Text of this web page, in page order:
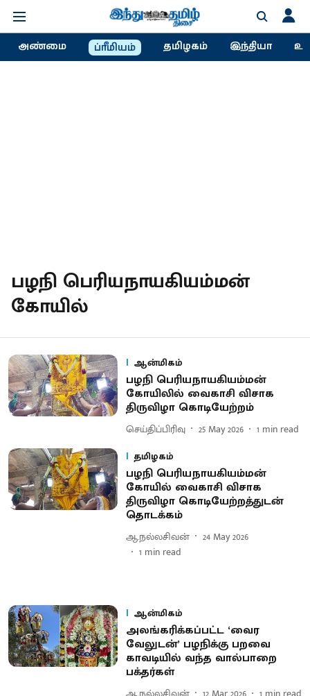
அண்மை ப்ரீமியம் தமிழகம் இந்தியா
பழநி பெரியநாயகியம்மன்
கோயில்
ஆன்மிகம்
பழநி பெரியநாயகியம்மன்
கோயிலில் வைகாசி விசாக
திருவிழா கொடியேற்றம்
செய்திப்பிரிவு 25 May 2026 1 min read
தமிழகம்
பழநி பெரியநாயகியம்மன்
கோயில் வைகாசி விசாக
திருவிழா கொடியேற்றத்துடன்
தொடக்கம்
ஆ.நல்லசிவன்
24 May 2026
1 min read
ஆன்மிகம்
அலங்கரிக்கப்பட்ட ‘வைர
வேலுடன்’ பழநிக்கு பறவை
காவடியில் வந்த வால்பாறை
பக்தர்கள்